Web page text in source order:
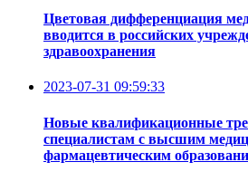
Цветовая дифференциация
вводится в российских
здравоохранения
2023-07-31 09:59:33
Новые квалификационные
специалистам с высшим
фармацевтическим